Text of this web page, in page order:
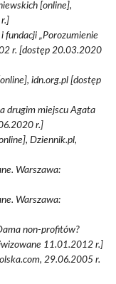
[online],
fundacji „Porozumienie
r. [dostęp 20.03.2020
idn.org.pl [dostęp
drugim miejscu Agata
r.]
Dziennik.pl,
Warszawa:
Warszawa:
non-profitów?
11.01.2012 r.]
29.06.2005 r.